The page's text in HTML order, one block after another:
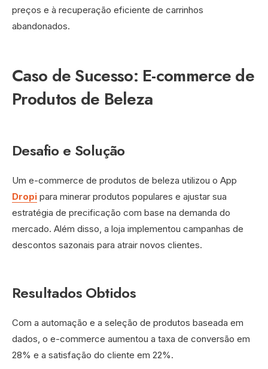
preços e à recuperação eficiente de carrinhos
abandonados.
Caso de Sucesso: E-commerce de
Produtos de Beleza
Desafio e Solução
Um e-commerce de produtos de beleza utilizou o App
Dropi para minerar produtos populares e ajustar sua
estratégia de precificação com base na demanda do
mercado. Além disso, a loja implementou campanhas de
descontos sazonais para atrair novos clientes.
Resultados Obtidos
Com a automação e a seleção de produtos baseada em
dados, o e-commerce aumentou a taxa de conversão em
28% e a satisfação do cliente em 22%.